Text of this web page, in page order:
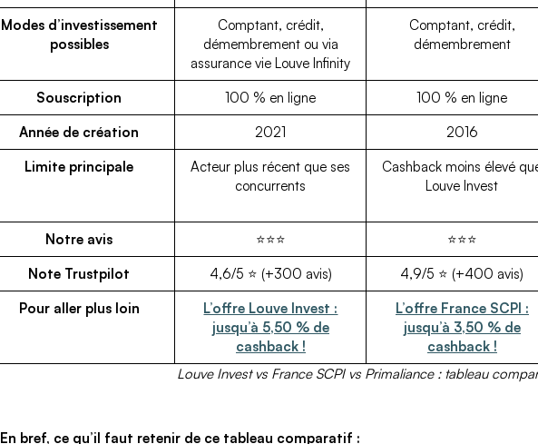
Modes d’investissement
possibles
Comptant, crédit,
démembrement ou via
assurance vie Louve Infinity
Comptant, crédit,
démembrement
Souscription 100 % en ligne
100 % en ligne
Année de création
2021
2016
Limite principale
Acteur plus récent que ses
concurrents
Cashback moins élevé
Louve Invest
Notre avis ⭐⭐⭐
⭐⭐⭐
Note Trustpilot
4,6/5 ⭐ (+300 avis)
4,9/5 ⭐ (+400 avis)
Pour aller plus loin
L’offre Louve Invest :
jusqu’à 5,50 % de
cashback !
L’offre France SCPI :
jusqu’à 3,50 % de
cashback !
Louve Invest vs France SCPI vs Primaliance : tableau
En bref, ce qu’il faut retenir de ce tableau comparatif :